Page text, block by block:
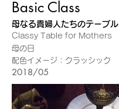
Basic Class
母なる貴婦人たちのテーブル
Classy Table for Mothers
母の日
配色イメージ：クラッシック
2018/05